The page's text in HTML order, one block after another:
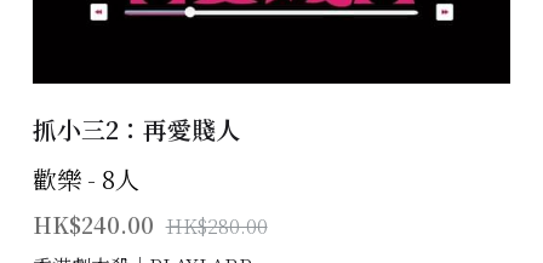
主持/劇本招募
傳媒報道
聯絡我們
Instagram
抓小三2：再愛賤人
歡樂 - 8人
HK$240.00 HK$280.00